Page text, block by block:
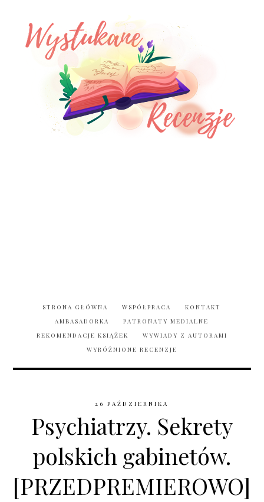
STRONA GŁÓWNA WSPÓŁPRACA
KONTAKT
AMBASADORKA
PATRONATY MEDIALNE
REKOMENDACJE KSIĄŻEK
WYWIADY Z AUTORAMI
WYRÓŻNIONE RECENZJE
26 PAŹDZIERNIKA
Psychiatrzy. Sekrety
polskich gabinetów.
[PRZEDPREMIEROWO]